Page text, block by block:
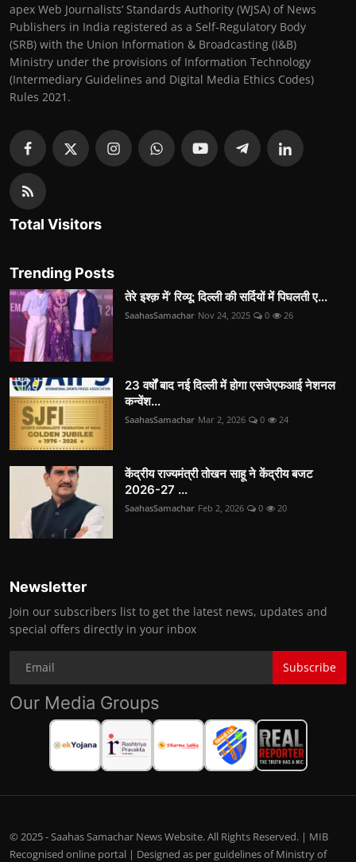
apex Web Journalists’ Standards Authority (WJSA) of News
Publishers in India registered as a Self-Regulatory Body
(SRB) with the Union Information & Broadcasting (I&B)
Ministry under the provisions of Information Technology
(Intermediary Guidelines and Digital Media Ethics Codes)
Rules 2021.
Total Visitors
Trending Posts
तेरे इश्क़ में’ रिव्यू: दिल्ली की सर्दियों में पिघलती ए...
SaahasSamachar Nov 24, 2025 0 26
23 वर्षों बाद नई दिल्ली में होगा एसजेएफआई नेशनल
कन्वेंश...
SaahasSamachar Mar 2, 2026 0 24
केंद्रीय राज्यमंत्री तोखन साहू ने केंद्रीय बजट
2026-27 ...
SaahasSamachar Feb 2, 2026 0 20
Newsletter
Join our subscribers list to get the latest news, updates and
special offers directly in your inbox
Subscribe
Our Media Groups
© 2025 - Saahas Samachar News Website. All Rights Reserved. | MIB
Recognised online portal | Designed as per guidelines of Ministry of